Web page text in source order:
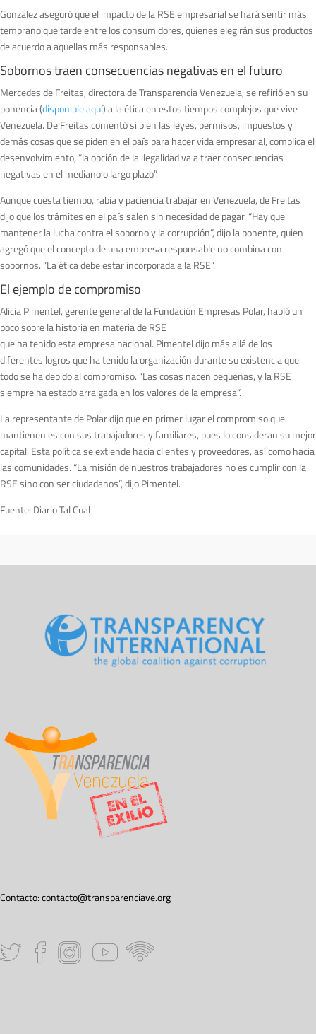
González aseguró que el impacto de la RSE empresarial se hará sentir más
temprano que tarde entre los consumidores, quienes elegirán sus productos
de acuerdo a aquellas más responsables.
Sobornos traen consecuencias negativas en el futuro
Mercedes de Freitas, directora de Transparencia Venezuela, se refirió en su
ponencia (disponible aquí) a la ética en estos tiempos complejos que vive
Venezuela. De Freitas comentó si bien las leyes, permisos, impuestos y
demás cosas que se piden en el país para hacer vida empresarial, complica el
desenvolvimiento, “la opción de la ilegalidad va a traer consecuencias
negativas en el mediano o largo plazo”.
Aunque cuesta tiempo, rabia y paciencia trabajar en Venezuela, de Freitas
dijo que los trámites en el país salen sin necesidad de pagar. “Hay que
mantener la lucha contra el soborno y la corrupción”, dijo la ponente, quien
agregó que el concepto de una empresa responsable no combina con
sobornos. “La ética debe estar incorporada a la RSE”.
El ejemplo de compromiso
Alicia Pimentel, gerente general de la Fundación Empresas Polar, habló un
poco sobre la historia en materia de RSE
que ha tenido esta empresa nacional. Pimentel dijo más allá de los
diferentes logros que ha tenido la organización durante su existencia que
todo se ha debido al compromiso. “Las cosas nacen pequeñas, y la RSE
siempre ha estado arraigada en los valores de la empresa”.
La representante de Polar dijo que en primer lugar el compromiso que
mantienen es con sus trabajadores y familiares, pues lo consideran su mejor
capital. Esta política se extiende hacia clientes y proveedores, así como hacia
las comunidades. “La misión de nuestros trabajadores no es cumplir con la
RSE sino con ser ciudadanos”, dijo Pimentel.
Fuente: Diario Tal Cual
Contacto:contacto@transparenciave.org